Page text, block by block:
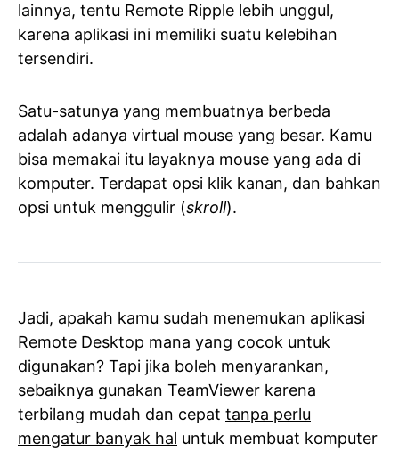
lainnya, tentu Remote Ripple lebih unggul,
karena aplikasi ini memiliki suatu kelebihan
tersendiri.
Satu-satunya yang membuatnya berbeda
adalah adanya virtual mouse yang besar. Kamu
bisa memakai itu layaknya mouse yang ada di
komputer. Terdapat opsi klik kanan, dan bahkan
opsi untuk menggulir (skroll).
Jadi, apakah kamu sudah menemukan aplikasi
Remote Desktop mana yang cocok untuk
digunakan? Tapi jika boleh menyarankan,
sebaiknya gunakan TeamViewer karena
terbilang mudah dan cepat tanpa perlu
mengatur banyak hal untuk membuat komputer